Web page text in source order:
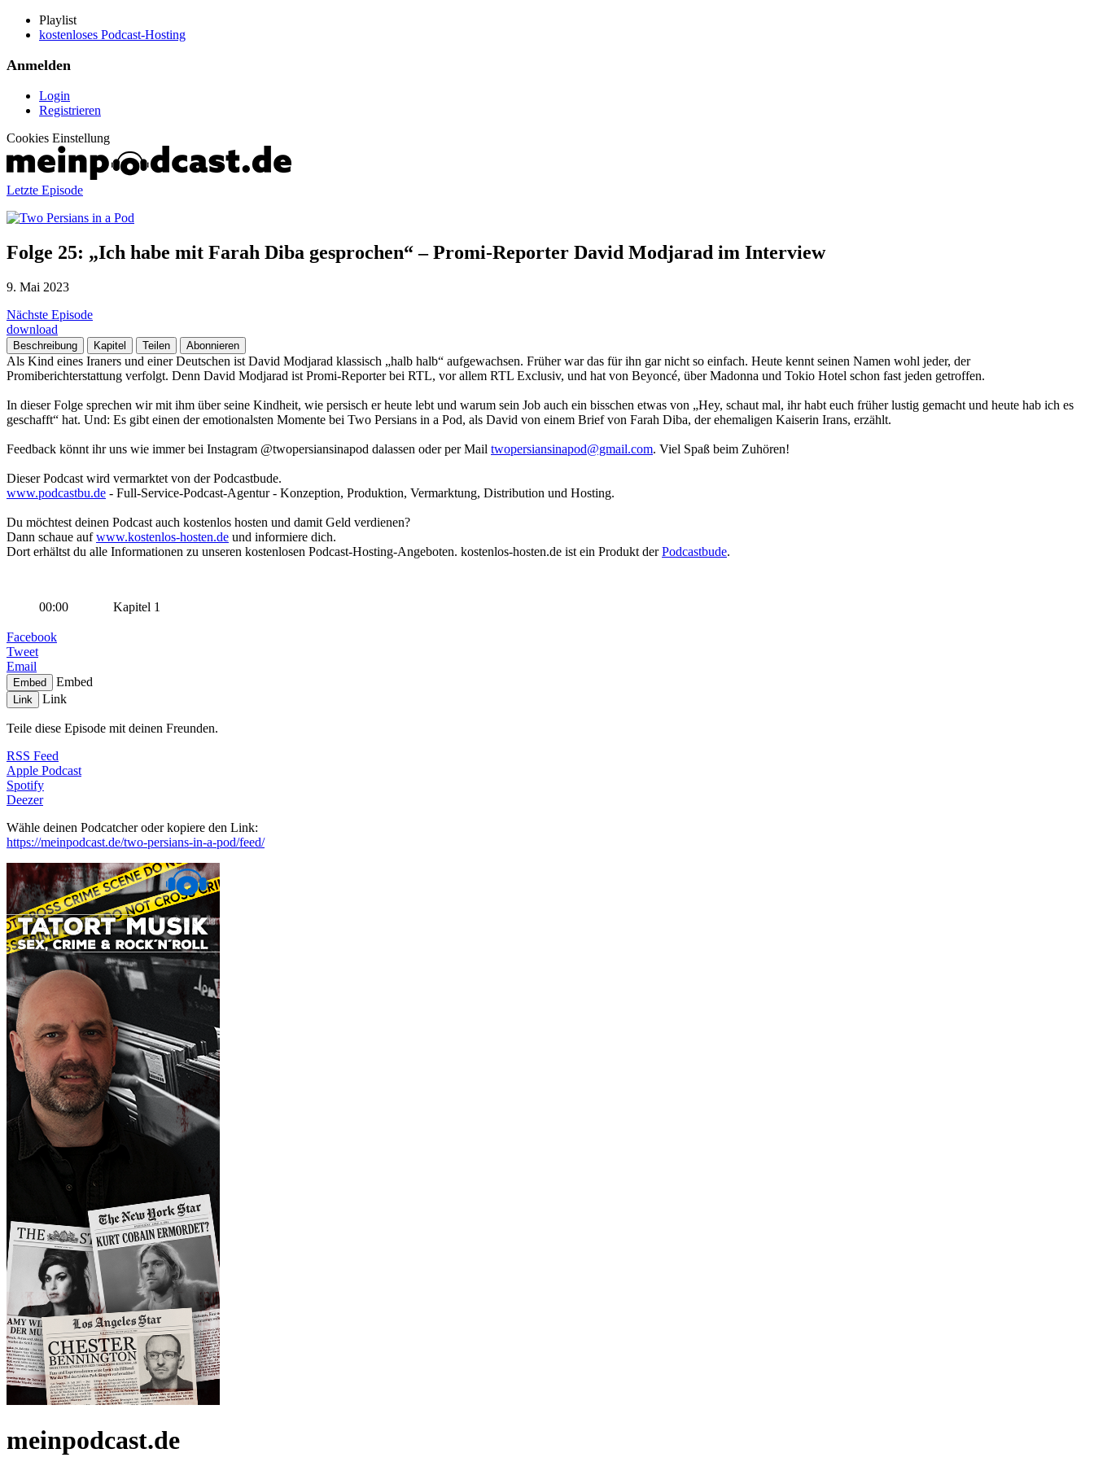
Playlist
kostenloses Podcast-Hosting
Anmelden
Login
Registrieren
Cookies Einstellung
Letzte Episode
Folge 25: „Ich habe mit Farah Diba gesprochen“ – Promi-Reporter David Modjarad im Interview
9. Mai 2023
Nächste Episode
download
Beschreibung Kapitel Teilen Abonnieren
Als Kind eines Iraners und einer Deutschen ist David Modjarad klassisch „halb halb“ aufgewachsen. Früher war das für ihn gar nicht so einfach. Heute kennt seinen Namen wohl jeder, der
Promiberichterstattung verfolgt. Denn David Modjarad ist Promi-Reporter bei RTL, vor allem RTL Exclusiv, und hat von Beyoncé, über Madonna und Tokio Hotel schon fast jeden getroffen.
In dieser Folge sprechen wir mit ihm über seine Kindheit, wie persisch er heute lebt und warum sein Job auch ein bisschen etwas von „Hey, schaut mal, ihr habt euch früher lustig gemacht und heute hab ich es
geschafft“ hat. Und: Es gibt einen der emotionalsten Momente bei Two Persians in a Pod, als David von einem Brief von Farah Diba, der ehemaligen Kaiserin Irans, erzählt.
Feedback könnt ihr uns wie immer bei Instagram @twopersiansinapod dalassen oder per Mail twopersiansinapod@gmail.com. Viel Spaß beim Zuhören!
Dieser Podcast wird vermarktet von der Podcastbude.
www.podcastbu.de - Full-Service-Podcast-Agentur - Konzeption, Produktion, Vermarktung, Distribution und Hosting.
Du möchtest deinen Podcast auch kostenlos hosten und damit Geld verdienen?
Dann schaue aufwww.kostenlos-hosten.de und informiere dich.
Dort erhältst du alle Informationen zu unseren kostenlosen Podcast-Hosting-Angeboten. kostenlos-hosten.de ist ein Produkt derPodcastbude.
00:00 Kapitel 1
Facebook
Tweet
Email
Embed Embed
Link Link
Teile diese Episode mit deinen Freunden.
RSS Feed
Apple Podcast
Spotify
Deezer
Wähle deinen Podcatcher oder kopiere den Link:
https://meinpodcast.de/two-persians-in-a-pod/feed/
meinpodcast.de